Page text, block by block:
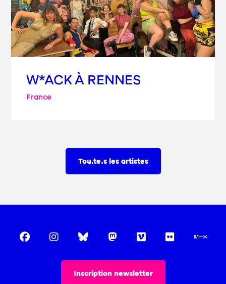
W*ACK À RENNES
France
Tou.te.s les artistes
Inscription newsletter